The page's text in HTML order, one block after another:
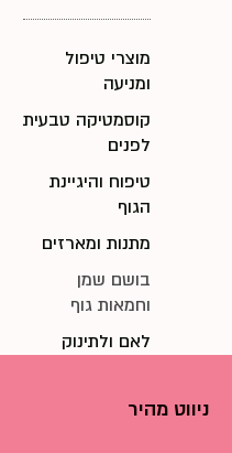
מוצרי טיפול
ומניעה
קוסמטיקה טבעית
לפנים
טיפוח והיגיינת
הגוף
מתנות ומארזים
בושם שמן
וחמאות גוף
לאם ולתינוק
ניווט מהיר